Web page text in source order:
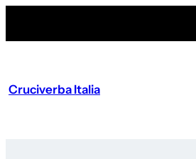
Cruciverba Italia